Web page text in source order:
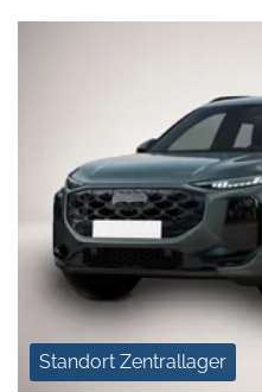
Standort Zentrallager